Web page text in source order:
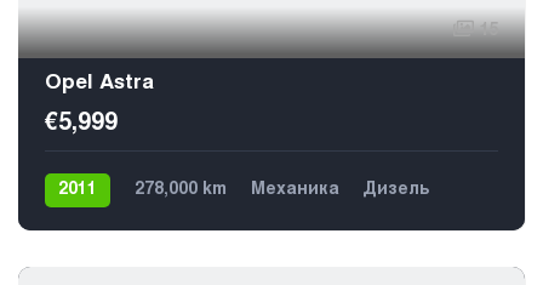
15
Opel Astra
€5,999
2011 278,000 km Механика
Дизель